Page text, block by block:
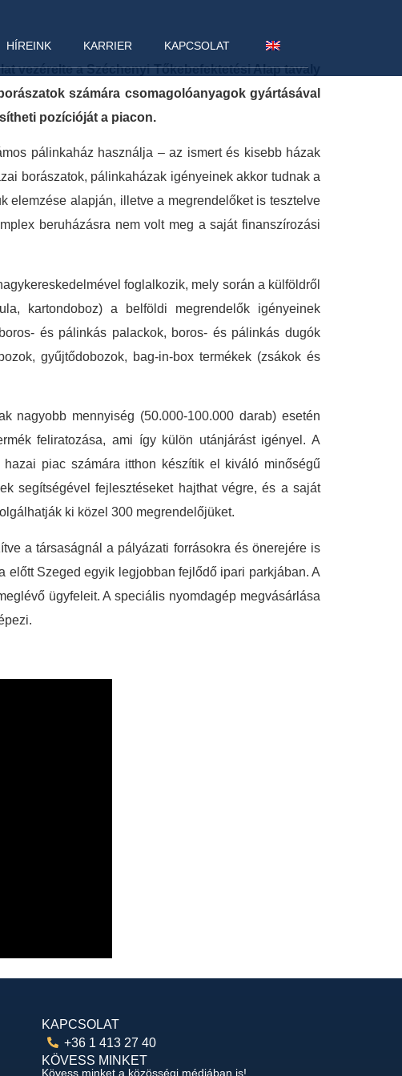
HÍREINK KARRIER KAPCSOLAT
vezérelte a Széchenyi Tőkebefektetési Alap tavaly
számára csomagolóanyagok gyártásával
pozícióját a piacon.
pálinkaház használja – az ismert és kisebb házak
borászatok, pálinkaházak igényeinek akkor tudnak a
elemzése alapján, illetve a megrendelőket is tesztelve
beruházásra nem volt meg a saját finanszírozási
foglalkozik, mely során a külföldről
kartondoboz) a belföldi megrendelők igényeinek
és pálinkás palackok, boros- és pálinkás dugók
gyűjtődobozok, bag-in-box termékek (zsákok és
nagyobb mennyiség (50.000-100.000 darab) esetén
feliratozása, ami így külön utánjárást igényel. A
piac számára itthon készítik el kiváló minőségű
segítségével fejlesztéseket hajthat végre, és a saját
ki közel 300 megrendelőjüket.
a társaságnál a pályázati forrásokra és önerejére is
előtt Szeged egyik legjobban fejlődő ipari parkjában. A
ügyfeleit. A speciális nyomdagép megvásárlása
KAPCSOLAT
+36 1 413 27 40
KÖVESS MINKET
Kövess minket a közösségi médiában is!